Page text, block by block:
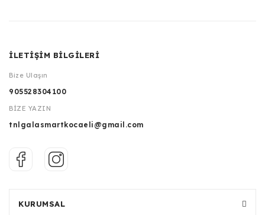
İLETİŞİM BİLGİLERİ
Bize Ulaşın
905528304100
BİZE YAZIN
tnlgalasmartkocaeli@gmail.com
KURUMSAL